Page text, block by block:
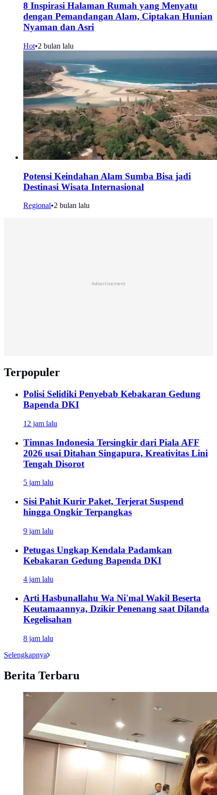
8 Inspirasi Halaman Rumah yang Menyatu
dengan Pemandangan Alam, Ciptakan Hunian
Nyaman dan Asri
Hot•2 bulan lalu
Potensi Keindahan Alam Sumba Bisa jadi
Destinasi Wisata Internasional
Regional•2 bulan lalu
Advertisement
Terpopuler
Polisi Selidiki Penyebab Kebakaran Gedung
Bapenda DKI
12 jam lalu
Timnas Indonesia Tersingkir dari Piala AFF
2026 usai Ditahan Singapura, Kreativitas Lini
Tengah Disorot
5 jam lalu
Sisi Pahit Kurir Paket, Terjerat Suspend
hingga Ongkir Terpangkas
9 jam lalu
Petugas Ungkap Kendala Padamkan
Kebakaran Gedung Bapenda DKI
4 jam lalu
Arti Hasbunallahu Wa Ni'mal Wakil Beserta
Keutamaannya, Dzikir Penenang saat Dilanda
Kegelisahan
8 jam lalu
Selengkapnya
Berita Terbaru